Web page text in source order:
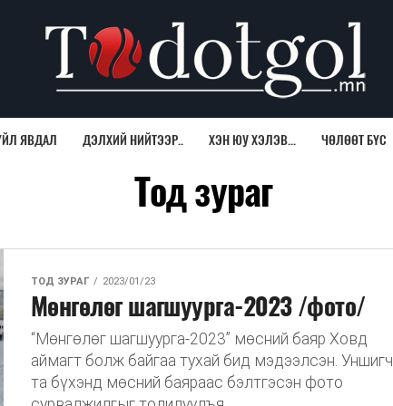
ЯВДАЛ ДЭЛХИЙ НИЙТЭЭР.. ХЭН ЮУ ХЭЛЭВ... ЧӨЛӨӨТ БҮС
Тод зураг
ТОД ЗУРАГ 2023/01/23
Мөнгөлөг шагшуурга-2023 /фото/
“Мөнгөлөг шагшуурга-2023” мөсний баяр Ховд
аймагт болж байгаа тухай бид мэдээлсэн. Уншигч
та бүхэнд мөсний баяраас бэлтгэсэн фото